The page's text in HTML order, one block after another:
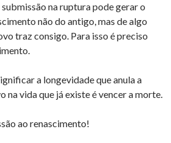
submissão na ruptura pode gerar o
não do antigo, mas de algo
traz consigo. Para isso é preciso
a longevidade que anula a
na vida que já existe é vencer a morte.
ao renascimento!